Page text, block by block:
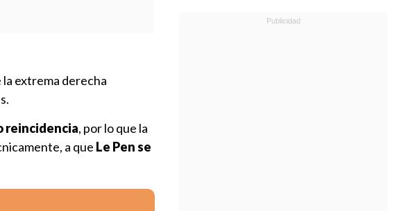
la extrema derecha
reincidencia, por lo que la
a que Le Pen se